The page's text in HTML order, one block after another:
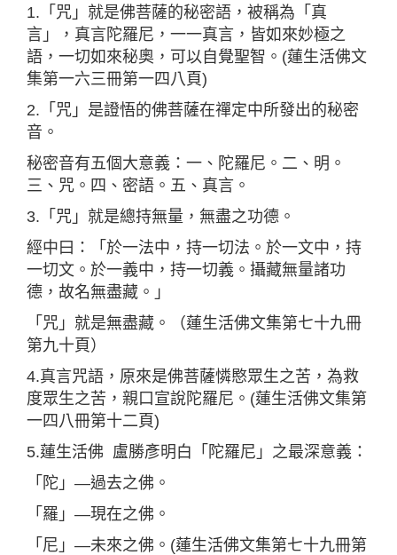
1.「咒」就是佛菩薩的秘密語，被稱為「真
言」，真言陀羅尼，一一真言，皆如來妙極之
語，一切如來秘奧，可以自覺聖智。(蓮生活佛文
集第一六三冊第一四八頁)
2.「咒」是證悟的佛菩薩在禪定中所發出的秘密
音。
秘密音有五個大意義：一、陀羅尼。二、明。
三、咒。四、密語。五、真言。
3.「咒」就是總持無量，無盡之功德。
經中曰：「於一法中，持一切法。於一文中，持
一切文。於一義中，持一切義。攝藏無量諸功
德，故名無盡藏。」
「咒」就是無盡藏。（蓮生活佛文集第七十九冊
第九十頁）
4.真言咒語，原來是佛菩薩憐愍眾生之苦，為救
度眾生之苦，親口宣說陀羅尼。(蓮生活佛文集第
一四八冊第十二頁)
5.蓮生活佛 盧勝彥明白「陀羅尼」之最深意義：
「陀」—過去之佛。
「羅」—現在之佛。
「尼」—未來之佛。(蓮生活佛文集第七十九冊第